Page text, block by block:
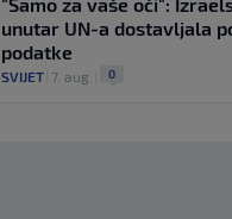
unutar UN-a dostavljala
podatke
SVIJET 7. aug. 0